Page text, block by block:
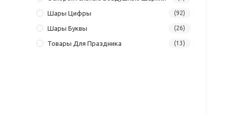
Шары Цифры (92)
Шары Буквы (26)
Товары Для Праздника (13)